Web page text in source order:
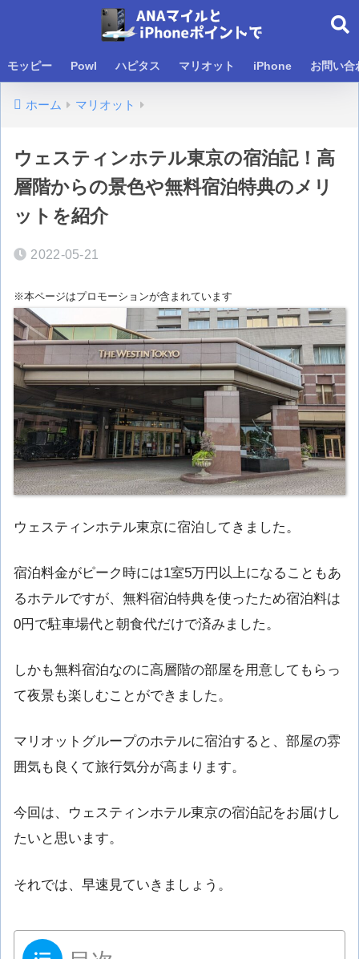
モッピー Powl ハピタス マリオット iPhone お問い合
ホーム マリオット
ウェスティンホテル東京の宿泊記！高
層階からの景色や無料宿泊特典のメリ
ットを紹介
2022-05-21
※本ページはプロモーションが含まれています
ウェスティンホテル東京に宿泊してきました。
宿泊料金がピーク時には1室5万円以上になることもあ
るホテルですが、無料宿泊特典を使ったため宿泊料は
0円で駐車場代と朝食代だけで済みました。
しかも無料宿泊なのに高層階の部屋を用意してもらっ
て夜景も楽しむことができました。
マリオットグループのホテルに宿泊すると、部屋の雰
囲気も良くて旅行気分が高まります。
今回は、ウェスティンホテル東京の宿泊記をお届けし
たいと思います。
それでは、早速見ていきましょう。